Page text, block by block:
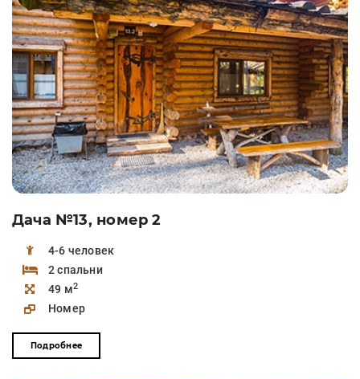
Дача №13, номер 2
4-6 человек
2 спальни
49 м2
Номер
Подробнее